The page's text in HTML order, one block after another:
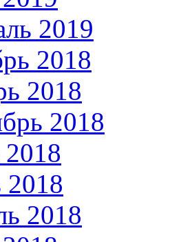
2019
2018
2018
2018
2018